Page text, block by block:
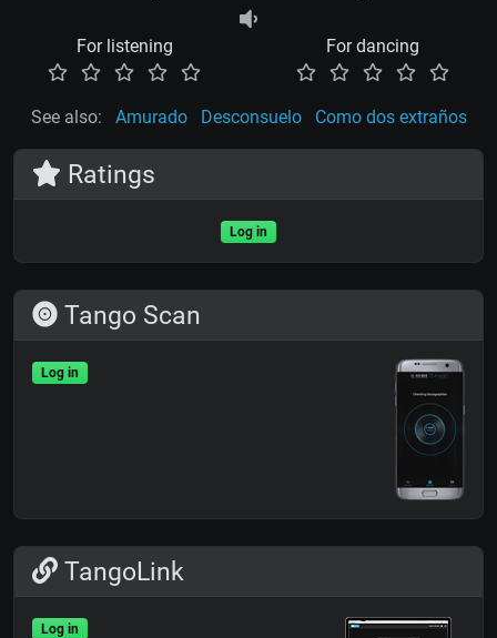
For listening For dancing
See also: Amurado Desconsuelo Como dos extraños
Ratings
Log in
Tango Scan
Log in
TangoLink
Log in